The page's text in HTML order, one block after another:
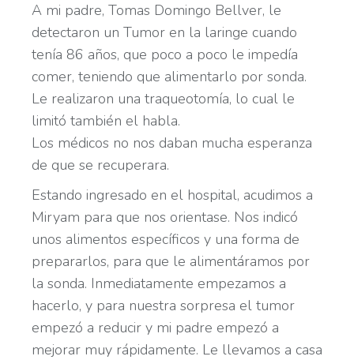
A mi padre, Tomas Domingo Bellver, le
detectaron un Tumor en la laringe cuando
tenía 86 años, que poco a poco le impedía
comer, teniendo que alimentarlo por sonda.
Le realizaron una traqueotomía, lo cual le
limitó también el habla.
Los médicos no nos daban mucha esperanza
de que se recuperara.
Estando ingresado en el hospital, acudimos a
Miryam para que nos orientase. Nos indicó
unos alimentos específicos y una forma de
prepararlos, para que le alimentáramos por
la sonda. Inmediatamente empezamos a
hacerlo, y para nuestra sorpresa el tumor
empezó a reducir y mi padre empezó a
mejorar muy rápidamente. Le llevamos a casa